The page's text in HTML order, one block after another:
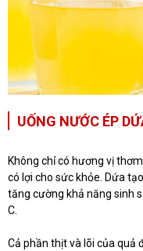
UỐNG NƯỚC ÉP
Không chỉ có hương vị
có lợi cho sức khỏe. Dứa
tăng cường khả năng sinh
C.
Cả phần thịt và lõi của quả